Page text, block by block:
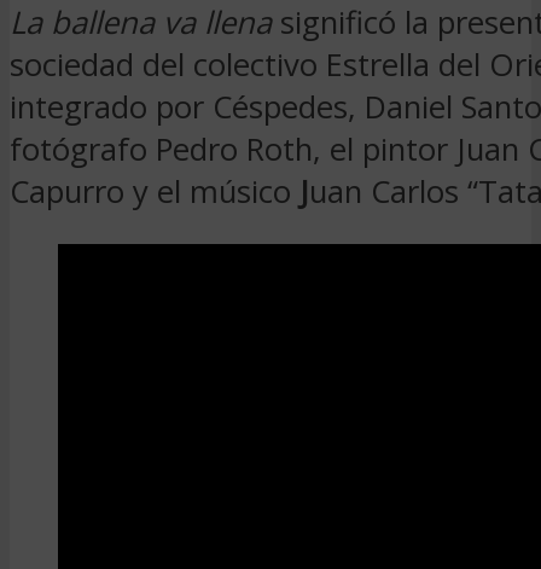
La ballena va llenasignificó la
sociedad del colectivo Estrella del
integrado por Céspedes, Daniel
fotógrafo Pedro Roth, el pintor Juan
Capurro y el músico Juan Carlos